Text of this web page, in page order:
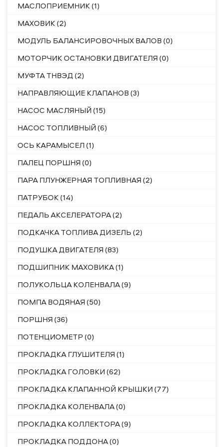
МАСЛОПРИЕМНИК (1)
МАХОВИК (2)
МОДУЛЬ БАЛАНСИРОВОЧНЫХ ВАЛОВ (0)
МОТОРЧИК ОСТАНОВКИ ДВИГАТЕЛЯ (0)
МУФТА ТНВЭД (2)
НАПРАВЛЯЮЩИЕ КЛАПАНОВ (3)
НАСОС МАСЛЯНЫЙ (15)
НАСОС ТОПЛИВНЫЙ (6)
ОСЬ КАРАМЫСЕЛ (1)
ПАЛЕЦ ПОРШНЯ (0)
ПАРА ПЛУНЖЕРНАЯ ТОПЛИВНАЯ (2)
ПАТРУБОК (14)
ПЕДАЛЬ АКСЕЛЕРАТОРА (2)
ПОДКАЧКА ТОПЛИВА ДИЗЕЛЬ (2)
ПОДУШКА ДВИГАТЕЛЯ (83)
ПОДШИПНИК МАХОВИКА (1)
ПОЛУКОЛЬЦА КОЛЕНВАЛА (9)
ПОМПА ВОДЯНАЯ (50)
ПОРШНЯ (36)
ПОТЕНЦИОМЕТР (0)
ПРОКЛАДКА ГЛУШИТЕЛЯ (1)
ПРОКЛАДКА ГОЛОВКИ (62)
ПРОКЛАДКА КЛАПАННОЙ КРЫШКИ (77)
ПРОКЛАДКА КОЛЕНВАЛА (0)
ПРОКЛАДКА КОЛЛЕКТОРА (9)
ПРОКЛАДКА ПОДДОНА (0)